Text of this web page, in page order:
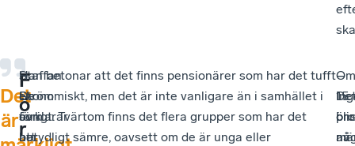
Det
är
Staffan
Ström
förklarar
att
–
De
som
har
F
ö
r
Han betonar att det finns pensionärer som har det tufft
ekonomiskt, men det är inte vanligare än i samhället i
övrigt. Tvärtom finns det flera grupper som har det
betydligt sämre, oavsett om de är unga eller
15
av
–
–
blir